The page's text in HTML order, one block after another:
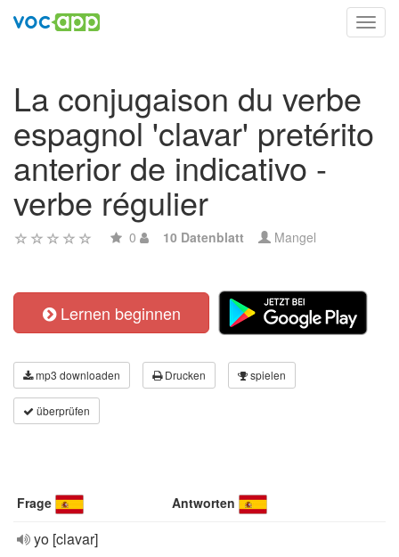
La conjugaison du verbe
espagnol 'clavar' pretérito
anterior de indicativo -
verbe régulier
0 10 Datenblatt Mangel
Lernen beginnen
mp3 downloaden Drucken spielen
überprüfen
Frage Antworten
yo [clavar]